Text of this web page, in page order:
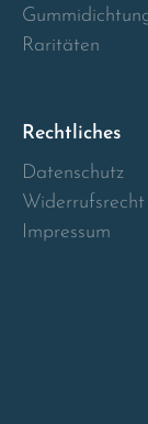
Raritäten
Rechtliches
Datenschutz
Widerrufsrecht
Impressum
Norway